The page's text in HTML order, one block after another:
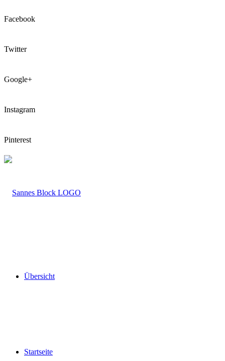
Facebook
Twitter
Google+
Instagram
Pinterest
LOGO
Übersicht
Startseite